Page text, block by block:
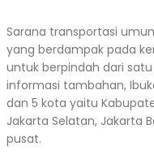
Sarana transportasi
yang berdampak pada
untuk berpindah dari
informasi tambahan,
dan 5 kota yaitu
Jakarta Selatan, Jakarta
pusat.